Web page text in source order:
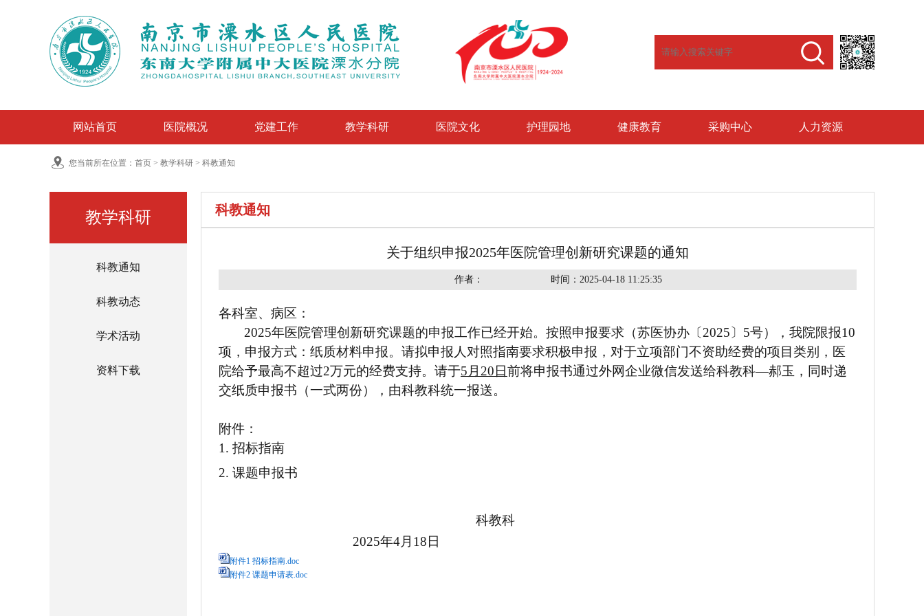
网站首页 医院概况 党建工作 教学科研 医院文化 护理园地 健康教育 采购中心 人力资源
您当前所在位置： 首页 > 教学科研 > 科教通知
教学科研
科教通知
科教动态
学术活动
资料下载
科教通知
关于组织申报2025年医院管理创新研究课题的通知
作者： 时间：2025-04-18 11:25:35
各科室、病 区：
2025年医院管理创新研究课题的申报工作已经开始。按照申报要求（苏医协办〔 2025 〕 5号） ，我院限报10
项， 申报方式：纸质材料申报。 请拟申报人 对照指南要求积极申报 ，对于立项部门不资助经费的项目类别，医
院给予最高不超过2万元的经费支持。请于5 月 20 日前将申报书通过外网企业微信发送给科教科—郝玉 ， 同时递
交纸质申报书（一式两份），由科教科统一报送。
附件：
1. 招标指南
2. 课题申报书
科教科
2025年4月 18 日
附件1 招标指南.doc
附件2 课题申请表.doc